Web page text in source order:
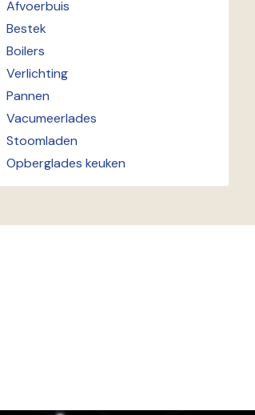
Afvoerbuis
Bestek
Boilers
Verlichting
Pannen
Vacumeerlades
Stoomladen
Opberglades keuken